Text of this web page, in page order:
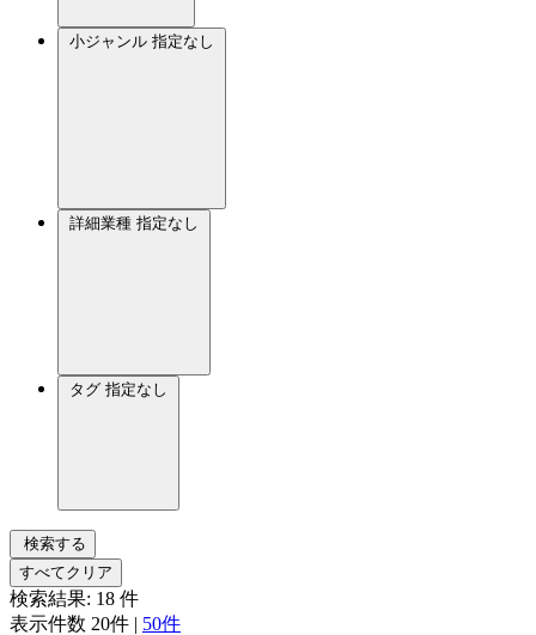
小ジャンル 指定なし
詳細業種 指定なし
タグ 指定なし
検索する
すべてクリア
検索結果: 18 件
表示件数 20件 | 50件